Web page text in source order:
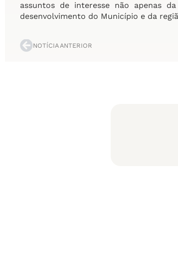
assuntos de interesse não apenas
desenvolvimento do Município e da
NOTÍCIA ANTERIOR